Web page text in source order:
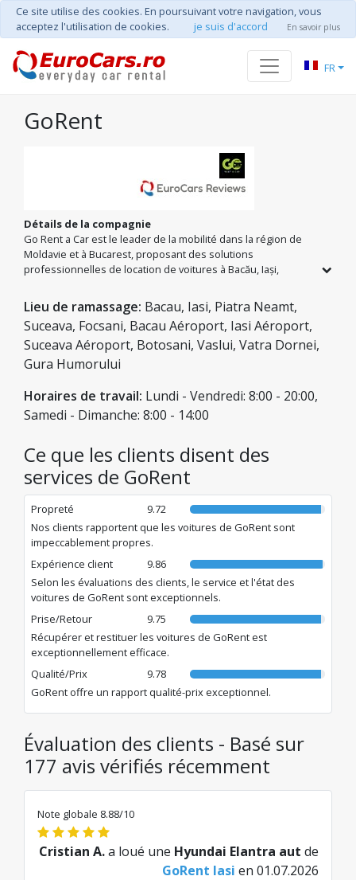
Ce site utilise des cookies. En poursuivant votre navigation, vous
acceptez l'utilisation de cookies.
je suis d'accord En savoir plus
FR
GoRent
Détails de la compagnie
Go Rent a Car est le leader de la mobilité dans la région de
Moldavie et à Bucarest, proposant des solutions
professionnelles de location de voitures à Bacău, Iași,
dans tous les grands aéroports (BCM, IAS, SCV, OTP), nous
sommes fiers de notre flotte de plus de 60 véhicules fiables,
des marques économiques aux modèles de luxe. Notre
mission est d'offrir le meilleur rapport qualité-prix,
garantissant une expérience de voyage sans faille.
Lieu de ramassage: Bacau, Iasi, Piatra Neamt,
Suceava, Focsani, Bacau Aéroport, Iasi Aéroport,
Suceava Aéroport, Botosani, Vaslui, Vatra Dornei,
Gura Humorului
Horaires de travail: Lundi - Vendredi: 8:00 - 20:00,
Samedi - Dimanche: 8:00 - 14:00
Ce que les clients disent des
services de GoRent
Propreté
9.72
Nos clients rapportent que les voitures de GoRent sont
impeccablement propres.
Expérience client
9.86
Selon les évaluations des clients, le service et l'état des
voitures de GoRent sont exceptionnels.
Prise/Retour
9.75
Récupérer et restituer les voitures de GoRent est
exceptionnellement efficace.
Qualité/Prix
9.78
GoRent offre un rapport qualité-prix exceptionnel.
Évaluation des clients - Basé sur
177 avis vérifiés récemment
Note globale 8.88/10
Cristian A.a loué une Hyundai Elantra aut de
GoRent Iasi en 01.07.2026